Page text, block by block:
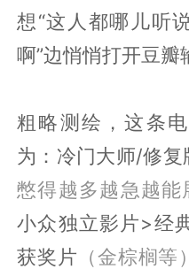
想“这人都哪儿听
啊”边悄悄打开豆瓣
粗略测绘，这条
为：冷门大师/修复
憋得越多越急越能
小众独立影片>经
获奖片 （金棕榈等）